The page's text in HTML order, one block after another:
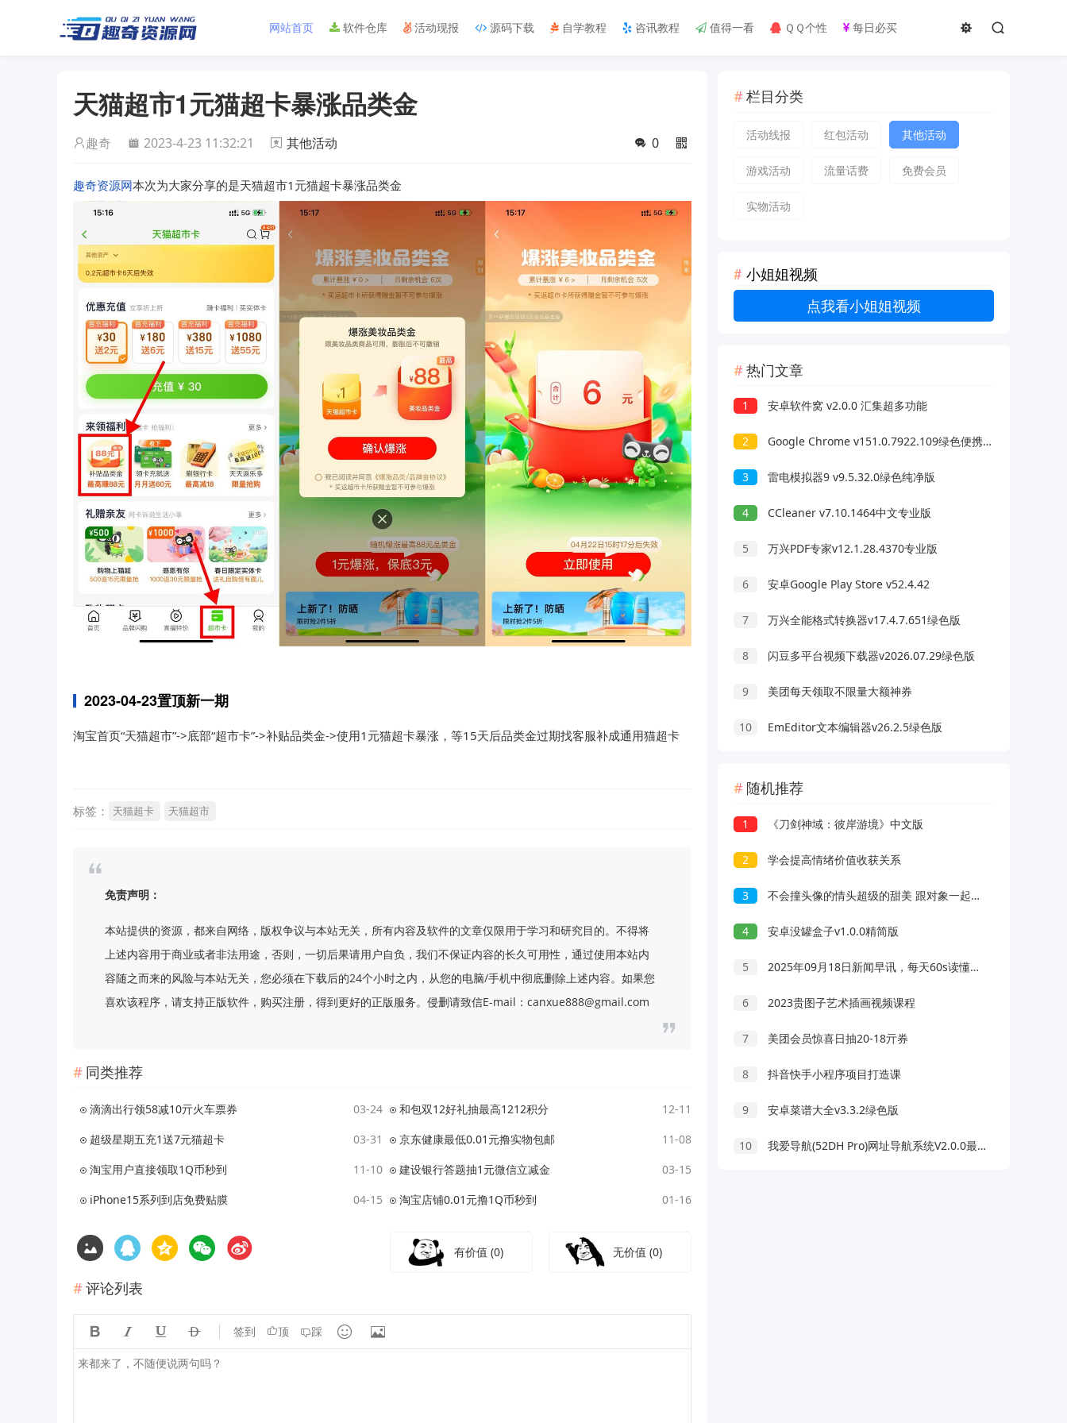
网站首页 软件仓库 活动现报 源码下载 自学教程 咨讯教程 值得一看 ＱＱ个性 每日必买
天猫超市1元猫超卡暴涨品类金
趣奇 2023-4-23 11:32:21 其他活动 0
趣奇资源网本次为大家分享的是天猫超市1元猫超卡暴涨品类金
2023-04-23置顶新一期
淘宝首页“天猫超市”->底部“超市卡”->补贴品类金->使用1元猫超卡暴涨，等15天后品类金过期找客服补成通用猫超卡
标签： 天猫超卡 天猫超市
免责声明：
本站提供的资源，都来自网络，版权争议与本站无关，所有内容及软件的文章仅限用于学习和研究目的。不得将
上述内容用于商业或者非法用途，否则，一切后果请用户自负，我们不保证内容的长久可用性，通过使用本站内
容随之而来的风险与本站无关，您必须在下载后的24个小时之内，从您的电脑/手机中彻底删除上述内容。如果您
喜欢该程序，请支持正版软件，购买注册，得到更好的正版服务。侵删请致信E-mail：canxue888@gmail.com
同类推荐
滴滴出行领58减10亓火车票券 03-24 和包双12好礼抽最高1212积分
12-11
超级星期五充1送7元猫超卡
03-31 京东健康最低0.01元撸实物包邮
11-08
淘宝用户直接领取1Q币秒到
11-10 建设银行答题抽1元微信立减金
03-15
iPhone15系列到店免费贴膜
04-15 淘宝店铺0.01元撸1Q币秒到 01-16
有价值(0) 无价值(0)
评论列表
    签到 顶 踩  
栏目分类
活动线报 红包活动 其他活动
游戏活动 流量话费 免费会员
实物活动
小姐姐视频
点我看小姐姐视频
热门文章
1 安卓软件窝 v2.0.0 汇集超多功能
2 Google Chrome v151.0.7922.109绿色便携版
3 雷电模拟器9 v9.5.32.0绿色纯净版
4 CCleaner v7.10.1464中文专业版
5 万兴PDF专家v12.1.28.4370专业版
6 安卓Google Play Store v52.4.42
7 万兴全能格式转换器v17.4.7.651绿色版
8 闪豆多平台视频下载器v2026.07.29绿色版
9 美团每天领取不限量大额神券
10 EmEditor文本编辑器v26.2.5绿色版
随机推荐
1 《刀剑神域：彼岸游境》中文版
2 学会提高情绪价值收获关系
3 不会撞头像的情头超级的甜美 跟对象一起用的情头大全
4 安卓没罐盒子v1.0.0精简版
5 2025年09月18日新闻早讯，每天60s读懂世界
6 2023贵图子艺术插画视频课程
7 美团会员惊喜日抽20-18亓券
8 抖音快手小程序项目打造课
9 安卓菜谱大全v3.3.2绿色版
10 我爱导航(52DH Pro)网址导航系统V2.0.0最新版